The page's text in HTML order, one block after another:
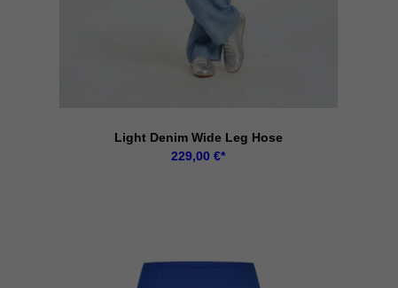
Light Denim Wide Leg Hose
229,00€